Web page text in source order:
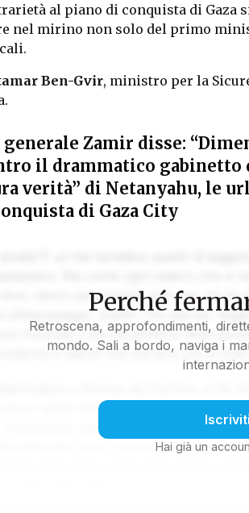
al piano di conquista di Gaza
nel mirino non solo del primo
Ben-Gvir, ministro per la
generale Zamir disse:
il drammatico gabinetto
verità” di Netanyahu, le
di Gaza City
stive i tesori più preziosi solo per chi ha
all’equipaggio. Quello che stai per
tracciata sulla pergamena della
e silenzi che parlano più di
il vento ma il calcolo. Gli ammiragli
inseguendo alleanze come fari
editoriale, non ci accontentiamo di
Perché
Retroscena, approfondimenti,
mondo. Sali a bordo, naviga i
Iscriviti
Hai già un